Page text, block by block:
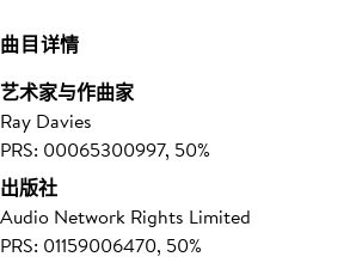
曲目详情
艺术家与作曲家
Ray Davies
PRS: 00065300997, 50%
出版社
Audio Network Rights Limited
PRS: 01159006470, 50%